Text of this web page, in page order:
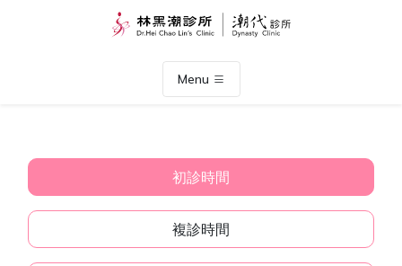
Menu
初診時間
複診時間